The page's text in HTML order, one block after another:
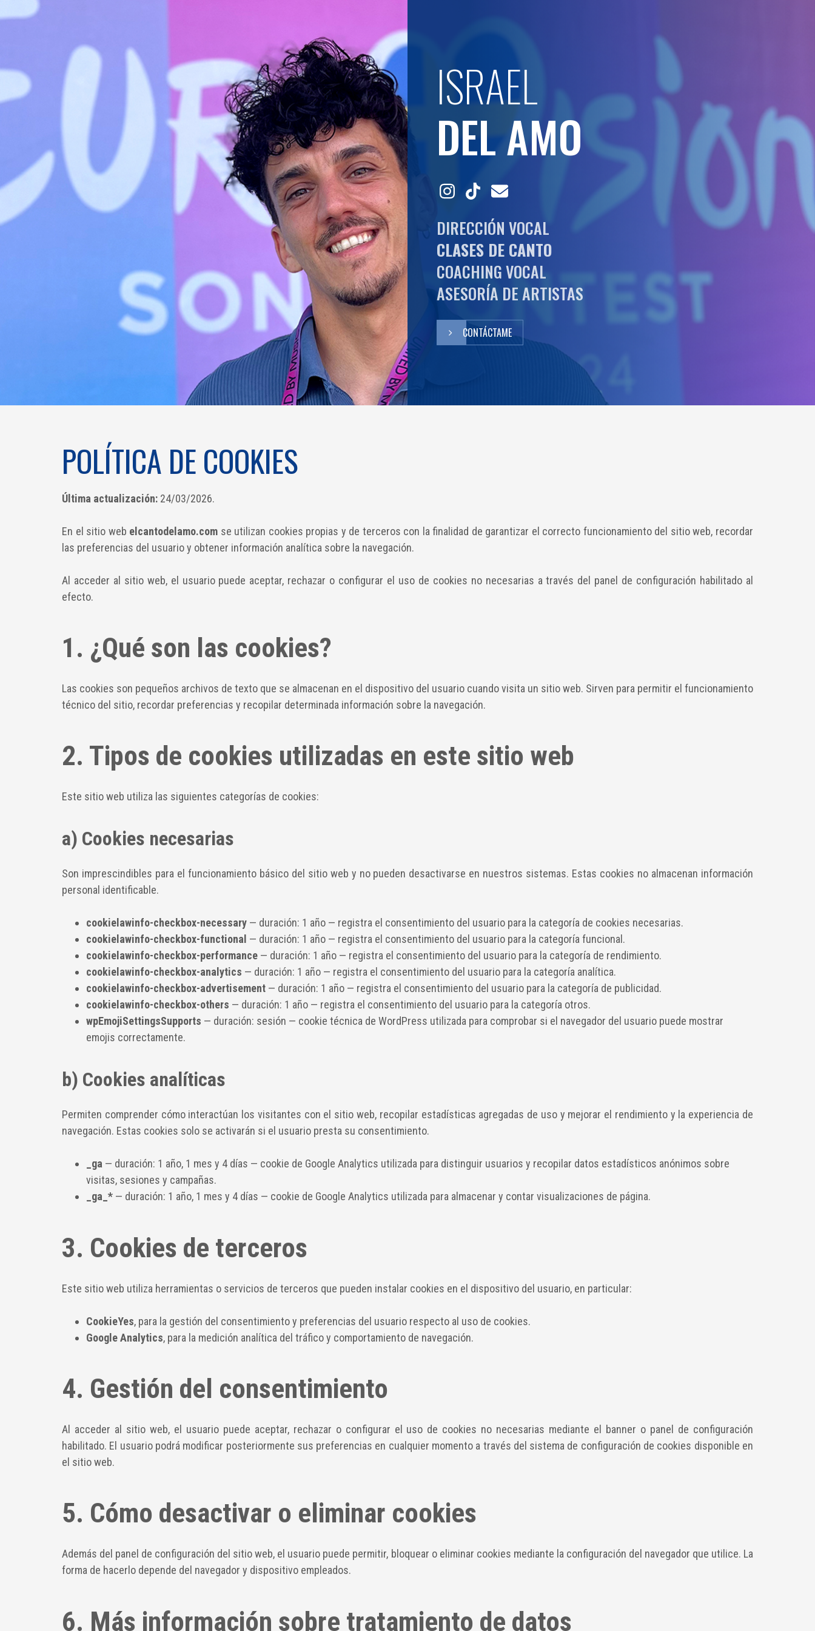
ISRAEL
DEL AMO
DIRECCIÓN VOCAL
CLASES DE CANTO
COACHING VOCAL
ASESORÍA DE ARTISTAS
CONTÁCTAME
POLÍTICA DE COOKIES
Última actualización: 24/03/2026.
En el sitio web elcantodelamo.com se utilizan cookies propias y de terceros con la finalidad de garantizar el correcto funcionamiento del sitio web, recordar
las preferencias del usuario y obtener información analítica sobre la navegación.
Al acceder al sitio web, el usuario puede aceptar, rechazar o configurar el uso de cookies no necesarias a través del panel de configuración habilitado al
efecto.
1. ¿Qué son las cookies?
Las cookies son pequeños archivos de texto que se almacenan en el dispositivo del usuario cuando visita un sitio web. Sirven para permitir el funcionamiento
técnico del sitio, recordar preferencias y recopilar determinada información sobre la navegación.
2. Tipos de cookies utilizadas en este sitio web
Este sitio web utiliza las siguientes categorías de cookies:
a) Cookies necesarias
Son imprescindibles para el funcionamiento básico del sitio web y no pueden desactivarse en nuestros sistemas. Estas cookies no almacenan información
personal identificable.
cookielawinfo-checkbox-necessary — duración: 1 año — registra el consentimiento del usuario para la categoría de cookies necesarias.
cookielawinfo-checkbox-functional — duración: 1 año — registra el consentimiento del usuario para la categoría funcional.
cookielawinfo-checkbox-performance — duración: 1 año — registra el consentimiento del usuario para la categoría de rendimiento.
cookielawinfo-checkbox-analytics — duración: 1 año — registra el consentimiento del usuario para la categoría analítica.
cookielawinfo-checkbox-advertisement — duración: 1 año — registra el consentimiento del usuario para la categoría de publicidad.
cookielawinfo-checkbox-others — duración: 1 año — registra el consentimiento del usuario para la categoría otros.
wpEmojiSettingsSupports — duración: sesión — cookie técnica de WordPress utilizada para comprobar si el navegador del usuario puede mostrar
emojis correctamente.
b) Cookies analíticas
Permiten comprender cómo interactúan los visitantes con el sitio web, recopilar estadísticas agregadas de uso y mejorar el rendimiento y la experiencia de
navegación. Estas cookies solo se activarán si el usuario presta su consentimiento.
_ga — duración: 1 año, 1 mes y 4 días — cookie de Google Analytics utilizada para distinguir usuarios y recopilar datos estadísticos anónimos sobre
visitas, sesiones y campañas.
_ga_* — duración: 1 año, 1 mes y 4 días — cookie de Google Analytics utilizada para almacenar y contar visualizaciones de página.
3. Cookies de terceros
Este sitio web utiliza herramientas o servicios de terceros que pueden instalar cookies en el dispositivo del usuario, en particular:
CookieYes, para la gestión del consentimiento y preferencias del usuario respecto al uso de cookies.
Google Analytics, para la medición analítica del tráfico y comportamiento de navegación.
4. Gestión del consentimiento
Al acceder al sitio web, el usuario puede aceptar, rechazar o configurar el uso de cookies no necesarias mediante el banner o panel de configuración
habilitado. El usuario podrá modificar posteriormente sus preferencias en cualquier momento a través del sistema de configuración de cookies disponible en
el sitio web.
5. Cómo desactivar o eliminar cookies
Además del panel de configuración del sitio web, el usuario puede permitir, bloquear o eliminar cookies mediante la configuración del navegador que utilice. La
forma de hacerlo depende del navegador y dispositivo empleados.
6. Más información sobre tratamiento de datos